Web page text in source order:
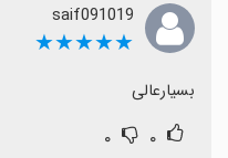
saif091019
★★★★★
بسیارعالی
۰ ۰